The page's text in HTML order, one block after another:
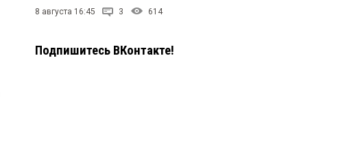
8 августа 16:45 3 614
Подпишитесь ВКонтакте!